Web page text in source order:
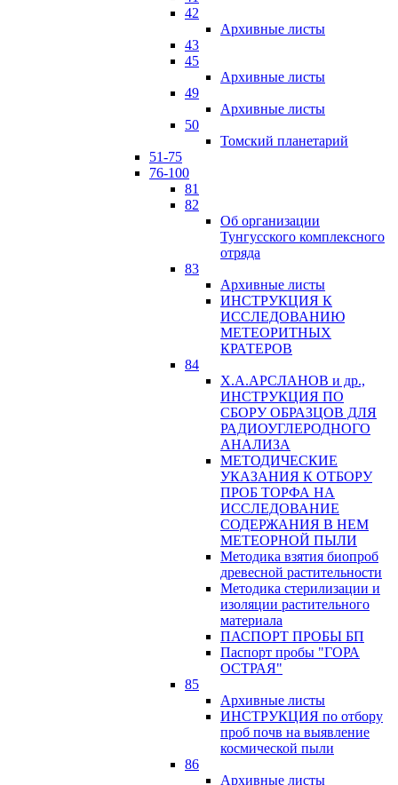
42
Архивные листы
43
45
Архивные листы
49
Архивные листы
50
Томский планетарий
51-75
76-100
81
82
Об организации
Тунгусского комплексного
отряда
83
Архивные листы
ИНСТРУКЦИЯ К
ИССЛЕДОВАНИЮ
МЕТЕОРИТНЫХ
КРАТЕРОВ
84
Х.А.АРСЛАНОВ и др.,
ИНСТРУКЦИЯ ПО
СБОРУ ОБРАЗЦОВ ДЛЯ
РАДИОУГЛЕРОДНОГО
АНАЛИЗА
МЕТОДИЧЕСКИЕ
УКАЗАНИЯ К ОТБОРУ
ПРОБ ТОРФА НА
ИССЛЕДОВАНИЕ
СОДЕРЖАНИЯ В НЕМ
МЕТЕОРНОЙ ПЫЛИ
Методика взятия биопроб
древесной растительности
Методика стерилизации и
изоляции растительного
материала
ПАСПОРТ ПРОБЫ БП
Паспорт пробы "ГОРА
ОСТРАЯ"
85
Архивные листы
ИНСТРУКЦИЯ по отбору
проб почв на выявление
космической пыли
86
Архивные листы